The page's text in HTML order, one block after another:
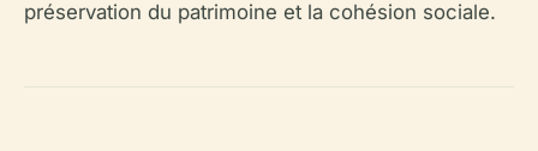
préservation du patrimoine et la cohésion sociale.